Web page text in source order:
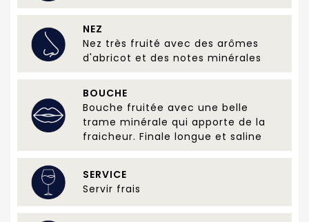
NEZ
Nez très fruité avec des arômes
d'abricot et des notes minérales
BOUCHE
Bouche fruitée avec une belle
trame minérale qui apporte de la
fraicheur. Finale longue et saline
SERVICE
Servir frais